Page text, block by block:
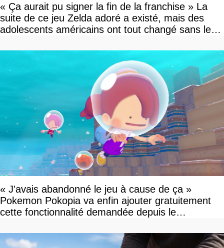
« Ça aurait pu signer la fin de la franchise » La
suite de ce jeu Zelda adoré a existé, mais des
adolescents américains ont tout changé sans le
« J'avais abandonné le jeu à cause de ça »
Pokemon Pokopia va enfin ajouter gratuitement
cette fonctionnalité demandée depuis le